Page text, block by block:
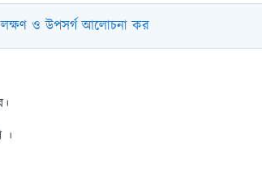
লক্ষণ ও উপসর্গ আলোচনা কর
।